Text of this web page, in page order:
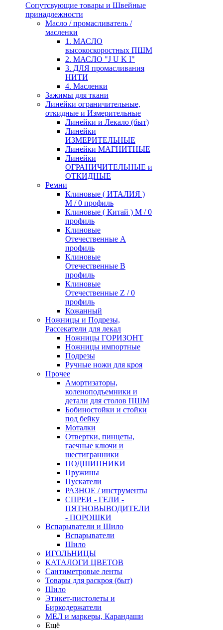
Сопутсвующие товары и Швейные
принадлежности
Масло / промасливатель /
масленки
1. МАСЛО
высокоскоростных ПШМ
2. МАСЛО "J U K I"
3. ДЛЯ промасливания
НИТИ
4. Масленки
Зажимы для ткани
Линейки ограничительные,
откидные и Измерительные
Линейки и Лекало (быт)
Линейки
ИЗМЕРИТЕЛЬНЫЕ
Линейки МАГНИТНЫЕ
Линейки
ОГРАНИЧИТЕЛЬНЫЕ и
ОТКИДНЫЕ
Ремни
Клиновые ( ИТАЛИЯ )
М / 0 профиль
Клиновые ( Китай ) М / 0
профиль
Клиновые
Отечественные А
профиль
Клиновые
Отечественные В
профиль
Клиновые
Отечественные Z / 0
профиль
Кожанный
Ножницы и Подрезы,
Рассекатели для лекал
Ножницы ГОРИЗОНТ
Ножницы импортные
Подрезы
Ручные ножи для кроя
Прочее
Амортизаторы,
коленоподъемники и
детали для столов ПШМ
Бобиностойки и стойки
под бейку
Моталки
Отвертки, пинцеты,
гаечные ключи и
шестигранники
ПОДШИПНИКИ
Пружины
Пускатели
РАЗНОЕ / инструменты
СПРЕИ - ГЕЛИ -
ПЯТНОВЫВОДИТЕЛИ
- ПОРОШКИ
Вспарыватели и Шило
Вспарыватели
Шило
ИГОЛЬНИЦЫ
КАТАЛОГИ ЦВЕТОВ
Сантиметровые ленты
Товары для раскроя (быт)
Шило
Этикет-пистолеты и
Биркодержатели
МЕЛ и маркеры, Карандаши
Ещё